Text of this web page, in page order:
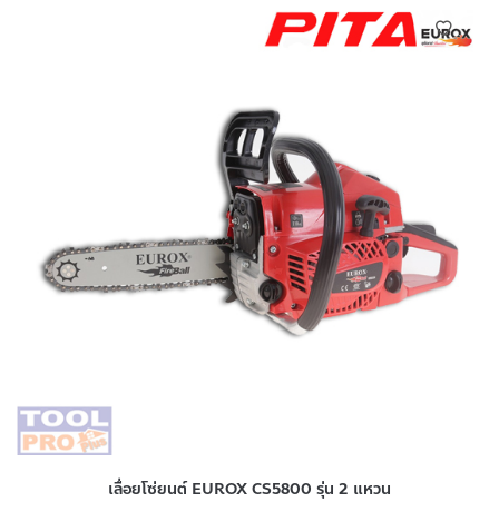
เลื่อยโซ่ยนต์ EUROX CS5800 รุ่น 2 แหวน